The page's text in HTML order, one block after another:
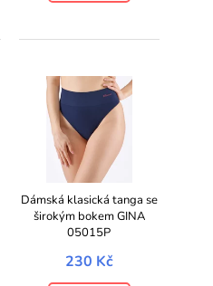
Dámská klasická tanga se
širokým bokem GINA
05015P
230 Kč